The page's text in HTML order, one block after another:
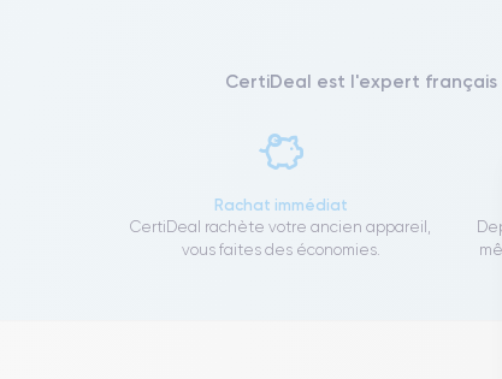
CertiDeal est l'expert
Rachat immédiat
CertiDeal rachète votre ancien appareil,
vous faites des économies.